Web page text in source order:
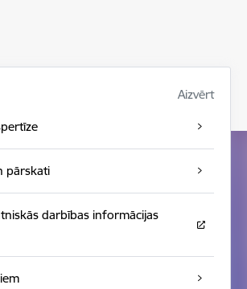
Aizvērt
pārskati
darbības informācijas